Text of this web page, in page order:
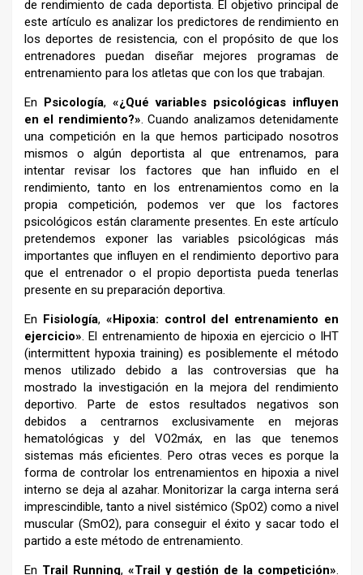
de rendimiento de cada deportista. El objetivo principal de
este artículo es analizar los predictores de rendimiento en
los deportes de resistencia, con el propósito de que los
entrenadores puedan diseñar mejores programas de
entrenamiento para los atletas que con los que trabajan.
En Psicología, «¿Qué variables psicológicas influyen
en el rendimiento?». Cuando analizamos detenidamente
una competición en la que hemos participado nosotros
mismos o algún deportista al que entrenamos, para
intentar revisar los factores que han influido en el
rendimiento, tanto en los entrenamientos como en la
propia competición, podemos ver que los factores
psicológicos están claramente presentes. En este artículo
pretendemos exponer las variables psicológicas más
importantes que influyen en el rendimiento deportivo para
que el entrenador o el propio deportista pueda tenerlas
presente en su preparación deportiva.
En Fisiología, «Hipoxia: control del entrenamiento en
ejercicio». El entrenamiento de hipoxia en ejercicio o IHT
(intermittent hypoxia training) es posiblemente el método
menos utilizado debido a las controversias que ha
mostrado la investigación en la mejora del rendimiento
deportivo. Parte de estos resultados negativos son
debidos a centrarnos exclusivamente en mejoras
hematológicas y del VO2máx, en las que tenemos
sistemas más eficientes. Pero otras veces es porque la
forma de controlar los entrenamientos en hipoxia a nivel
interno se deja al azahar. Monitorizar la carga interna será
imprescindible, tanto a nivel sistémico (SpO2) como a nivel
muscular (SmO2), para conseguir el éxito y sacar todo el
partido a este método de entrenamiento.
En Trail Running, «Trail y gestión de la competición».